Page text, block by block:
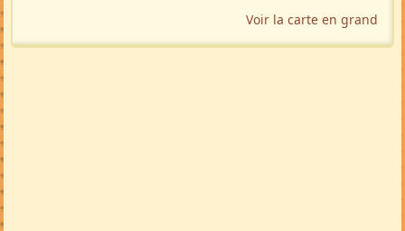
Voir la carte en grand